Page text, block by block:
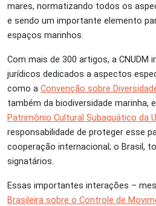
mares, normatizando todos os
e sendo um importante elemento
espaços marinhos.
Com mais de 300 artigos, a
jurídicos dedicados a aspectos
como a Convenção sobre
também da biodiversidade marinha,
Patrimônio Cultural Subaquático da
responsabilidade de proteger esse
cooperação internacional; o Brasil,
signatários.
Essas importantes interações –
Brasileira sobre o Controle de